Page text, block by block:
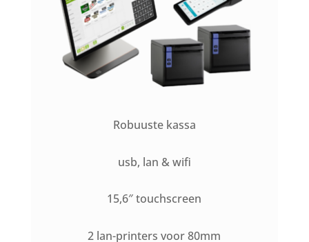
Robuuste kassa
usb, lan & wifi
15,6″ touchscreen
2 lan-printers voor 80mm